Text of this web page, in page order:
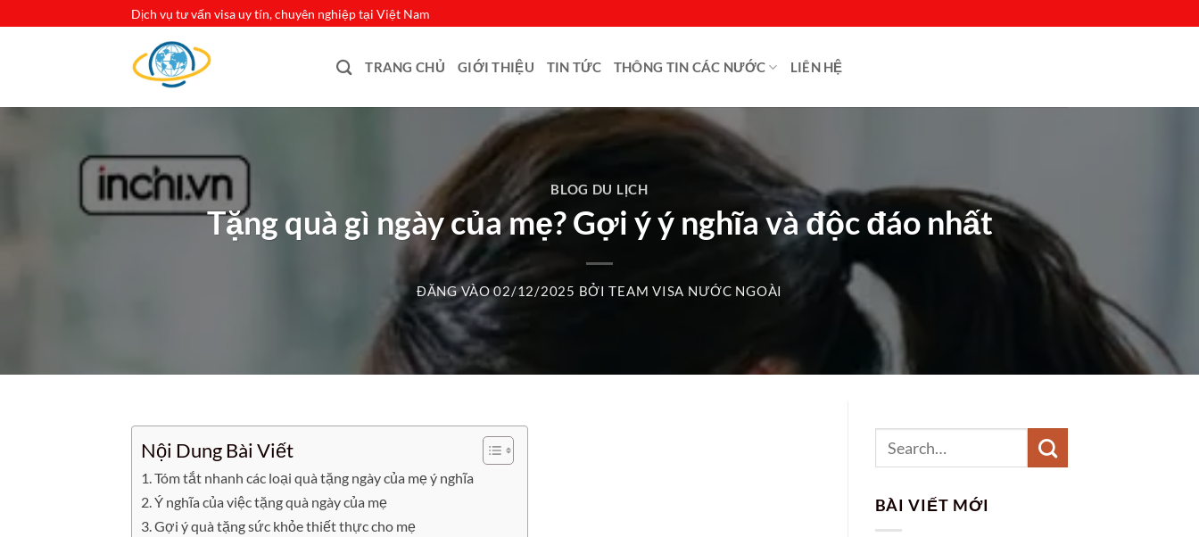
Dịch vụ tư vấn visa uy tín, chuyên nghiệp tại Việt Nam
TRANG CHỦ GIỚI THIỆU TIN TỨC THÔNG TIN CÁC NƯỚC LIÊN HỆ
BLOG DU LỊCH
Tặng quà gì ngày của mẹ? Gợi ý ý nghĩa và độc đáo nhất
ĐĂNG VÀO02/12/2025 BỞITEAM VISA NƯỚC NGOÀI
Nội Dung Bài Viết
Tóm tắt nhanh các loại quà tặng ngày của mẹ ý nghĩa
Ý nghĩa của việc tặng quà ngày của mẹ
Gợi ý quà tặng sức khỏe thiết thực cho mẹ
BÀI VIẾT MỚI